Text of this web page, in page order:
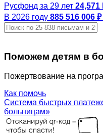
Русфонд за 29 лет
В 2026 году 885 516 006 ₽
Поможем детям в
Пожертвование на
Как помочь
Система быстрых
больницам»